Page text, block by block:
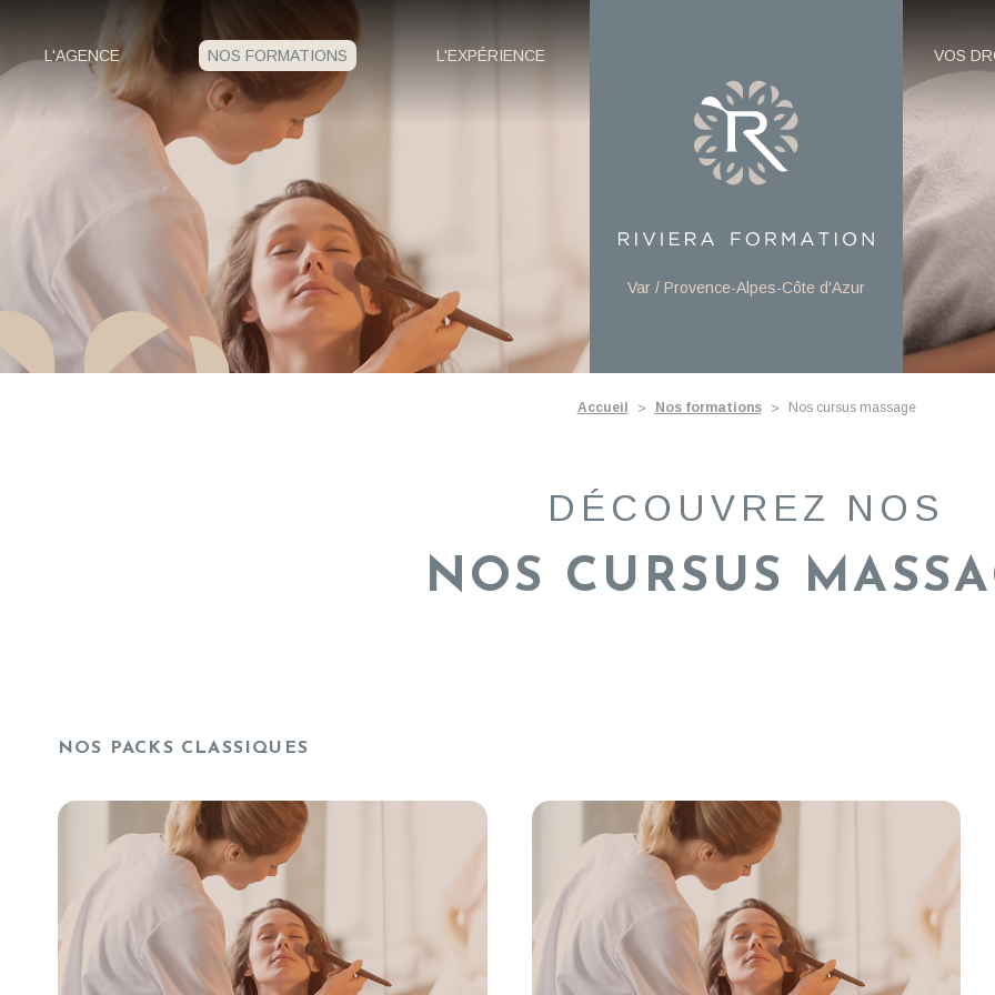
L'AGENCE NOS FORMATIONS L'EXPÉRIENCE VOS
Var / Provence-Alpes-Côte d'Azur
Accueil Nos formations Nos cursus massage
DÉCOUVREZ NOS
NOS CURSUS
NOS PACKS CLASSIQUES
Panneau de gestion des cookies